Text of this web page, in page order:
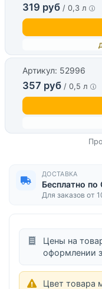
319 руб / 0,3 л
Артикул: 52996
357 руб / 0,5 л
ДОСТАВКА
Бесплатно
Для заказов от
Цены на
оформлении
Цвет товара